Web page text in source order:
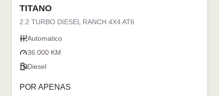
TITANO
2.2 TURBO DIESEL RANCH 4X4 AT6
Automatico
36.000 KM
Diesel
POR APENAS